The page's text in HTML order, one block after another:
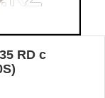
RD с